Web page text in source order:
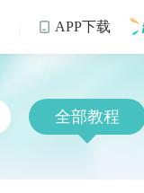
 APP下载
全部教程